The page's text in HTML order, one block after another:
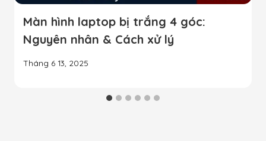
Màn hình laptop bị trắng 4 góc:
Nguyên nhân & Cách xử lý
Tháng 6 13, 2025